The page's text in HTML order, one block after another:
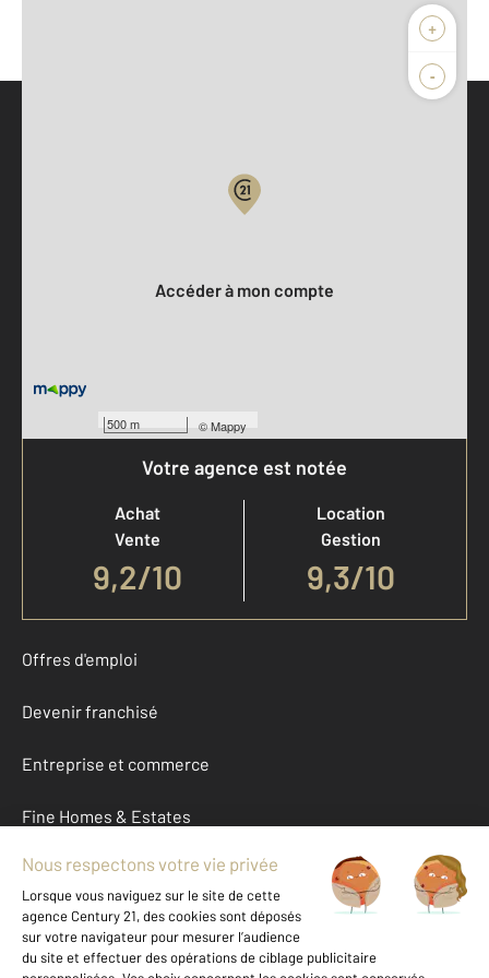
+
-
500 m ©Mappy
Accéder à mon compte
Votre agence est notée
Achat
Vente
9,2/10
Location
Gestion
9,3/10
Offres d'emploi
Devenir franchisé
Entreprise et commerce
Fine Homes & Estates
À propos
International
Nous contacter